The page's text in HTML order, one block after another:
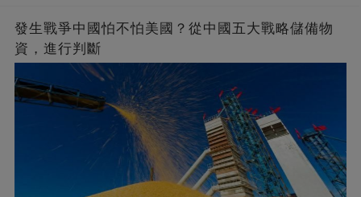
發生戰爭中國怕不怕美國？從中國五大戰略儲備物
資，進行判斷